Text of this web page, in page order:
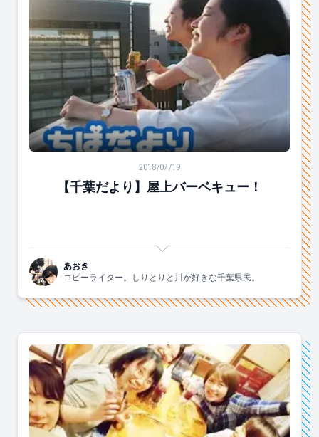
2018/07/19
【千葉だより】屋上バーベキュー！
あおき
コピーライター。しりとりと川が好きな千葉県民。